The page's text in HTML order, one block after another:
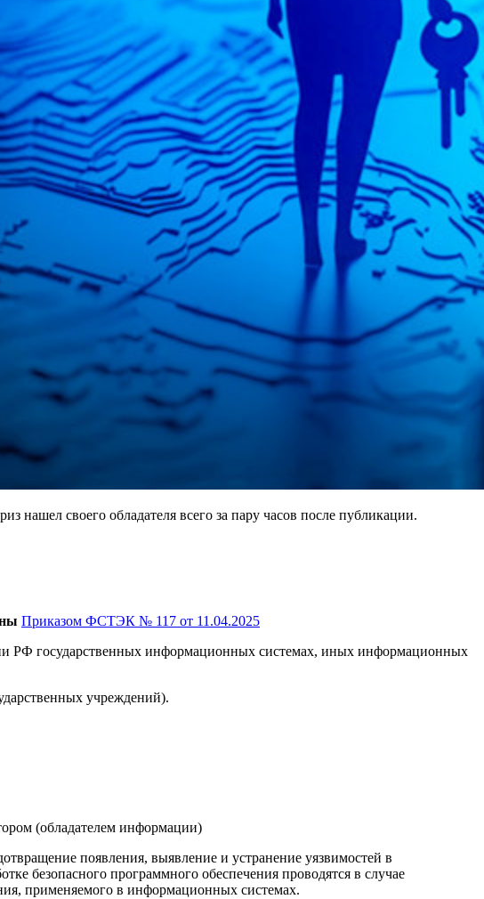
нашел своего обладателя всего за пару часов после публикации.
Приказом ФСТЭК № 117 от 11.04.2025
РФ государственных информационных системах, иных информационных
учреждений).
(обладателем информации)
появления, выявление и устранение уязвимостей в
безопасного программного обеспечения проводятся в случае
применяемого в информационных системах.